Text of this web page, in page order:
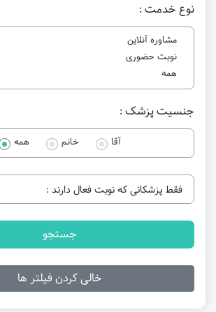
نوع خدمت :
مشاوره آنلاین
نوبت حضوری
همه
جنسیت پزشک :
آقا خانم همه
فقط پزشکانی که نوبت فعال دارند :
جستجو
خالی کردن فیلتر ها